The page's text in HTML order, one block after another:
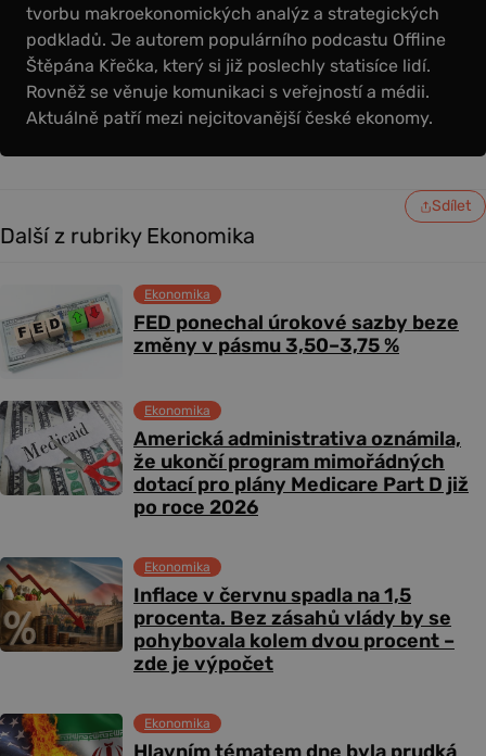
tvorbu makroekonomických analýz a strategických
podkladů. Je autorem populárního podcastu Offline
Štěpána Křečka, který si již poslechly statisíce lidí.
Rovněž se věnuje komunikaci s veřejností a médii.
Aktuálně patří mezi nejcitovanější české ekonomy.
Sdílet
Další z rubriky Ekonomika
FED ponechal úrokové sazby beze
změny v pásmu 3,50–3,75 %
Ekonomika
Americká administrativa oznámila,
že ukončí program mimořádných
dotací pro plány Medicare Part D již
po roce 2026
Ekonomika
Inflace v červnu spadla na 1,5
procenta. Bez zásahů vlády by se
pohybovala kolem dvou procent –
zde je výpočet
Ekonomika
Ekonomika